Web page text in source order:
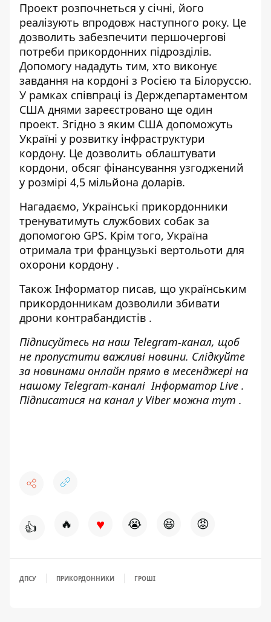
Проект розпочнеться у січні, його
реалізують впродовж наступного року. Це
дозволить забезпечити першочергові
потреби прикордонних підрозділів.
Допомогу нададуть тим, хто виконує
завдання на кордоні з Росією та Білоруссю.
У рамках співпраці із Держдепартаментом
США днями зареєстровано ще один
проект. Згідно з яким США допоможуть
Україні у розвитку інфраструктури
кордону. Це дозволить облаштувати
кордони, обсяг фінансування узгоджений
у розмірі 4,5 мільйона доларів.
Нагадаємо, Українські прикордонники
тренуватимуть службових собак за
допомогою GPS. Крім того, Україна
отримала три французькі вертольоти для
охорони кордону .
Також Інформатор писав, що українським
прикордонникам дозволили збивати
дрони контрабандистів .
Підписуйтесь на наш Telegram-канал, щоб
не пропустити важливі новини. Слідкуйте
за новинами онлайн прямо в месенджері на
нашому Telegram-каналіІнформатор Live .
Підписатися на канал у Viber можна тут .
👍 🔥 ♥ 😭 😆 😡
ДПСУ ПРИКОРДОННИКИ ГРОШІ